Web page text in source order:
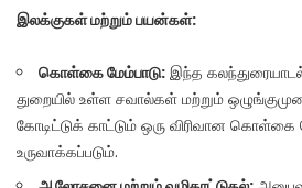
இலக்குகள் மற்றும் பயன்கள்:
கொள்கை மேம்பாடு: இந்த
துறையில் உள்ள சவால்கள் மற்றும்
கோடிட்டுக் காட்டும் ஒரு விரிவான
உருவாக்கப்படும்.